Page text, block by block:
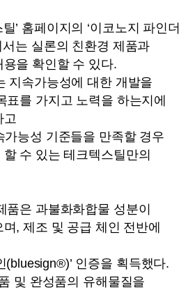
’ 홈페이지의 ‘이코노지 파인더
서는 실론의 친환경 제품과
을 확인할 수 있다.
지속가능성에 대한 개발을
표를 가지고 노력을 하는지에
고
가능성 기준들을 만족할 경우
수 있는 테크텍스틸만의
품은 과불화화합물 성분이
, 제조 및 공급 체인 전반에
(bluesign®)’ 인증을 획득했다.
및 완성품의 유해물질을